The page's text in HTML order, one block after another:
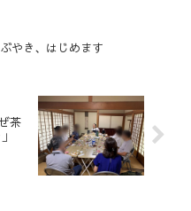
やき、はじめます
茶